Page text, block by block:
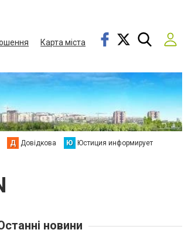
Карта міста
Д Довідкова Ю Юстиция информирует
новини